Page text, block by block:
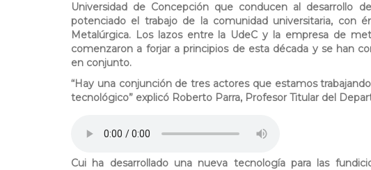
Universidad de Concepción que conducen al desarrollo
potenciado el trabajo de la comunidad universitaria, con
Metalúrgica. Los lazos entre la UdeC y la empresa de
comenzaron a forjar a principios de esta década y se han
en conjunto.
“Hay una conjunción de tres actores que estamos
tecnológico” explicó Roberto Parra, Profesor Titular del
Cui ha desarrollado una nueva tecnología para las